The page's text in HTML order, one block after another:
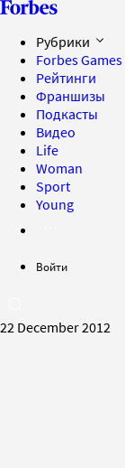
Рубрики
Forbes Games
Рейтинги
Франшизы
Подкасты
Видео
Life
Woman
Sport
Young
Войти
22 December 2012